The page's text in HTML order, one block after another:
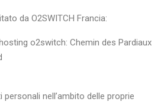
da O2SWITCH Francia:
o2switch: Chemin des Pardiaux
nell’ambito delle proprie